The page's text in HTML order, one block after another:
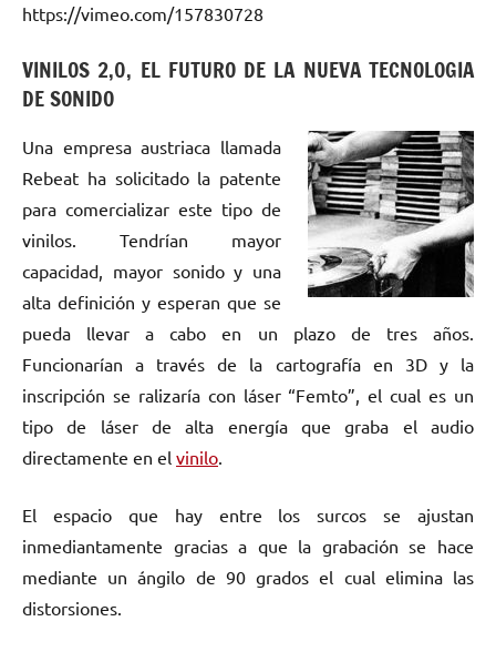
https://vimeo.com/157830728
VINILOS 2,0, EL FUTURO DE LA NUEVA TECNOLOGIA
DE SONIDO
Una empresa austriaca llamada
Rebeat ha solicitado la patente
para comercializar este tipo de
vinilos. Tendrían mayor
capacidad, mayor sonido y una
alta definición y esperan que se
pueda llevar a cabo en un plazo de tres años.
Funcionarían a través de la cartografía en 3D y la
inscripción se ralizaría con láser “Femto”, el cual es un
tipo de láser de alta energía que graba el audio
directamente en el vinilo
El espacio que hay entre los surcos se ajustan
inmediantamente gracias a que la grabación se hace
mediante un ángilo de 90 grados el cual elimina las
distorsiones.